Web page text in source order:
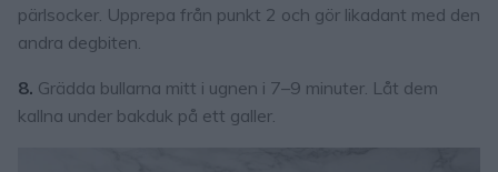
pärlsocker. Upprepa från punkt 2 och gör likadant med den
andra degbiten.
8. Grädda bullarna mitt i ugnen i 7–9 minuter. Låt dem
kallna under bakduk på ett galler.